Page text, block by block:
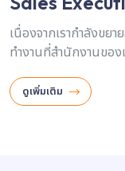
เนื่องจากเรากำลังขย
ทำงานที่สำนักงานของ
ดูเพิ่มเติม